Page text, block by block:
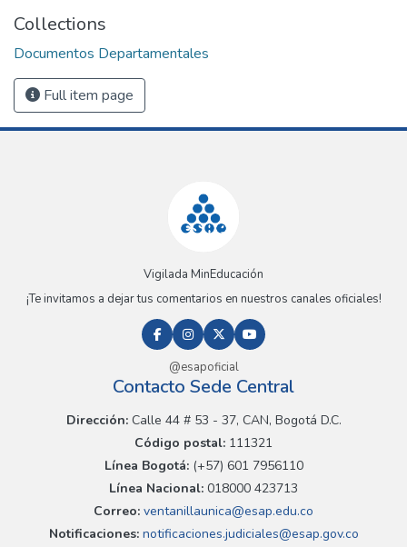
Collections
Documentos Departamentales
Full item page
Vigilada MinEducación
¡Te invitamos a dejar tus comentarios en nuestros canales oficiales!
@esapoficial
Contacto Sede Central
Dirección:Calle 44 # 53 - 37, CAN, Bogotá D.C.
Código postal: 111321
Línea Bogotá:(+57) 601 7956110
Línea Nacional: 018000 423713
Correo: ventanillaunica@esap.edu.co
Notificaciones:notificaciones.judiciales@esap.gov.co